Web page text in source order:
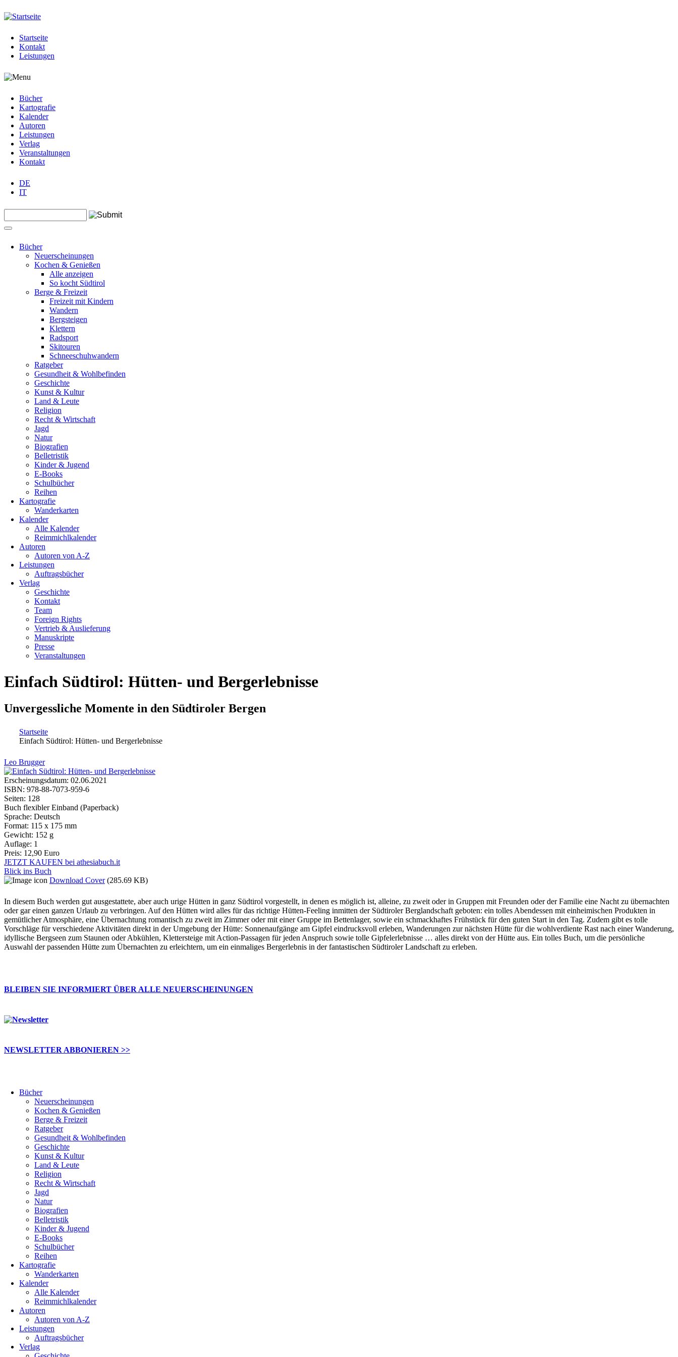
Jump to navigation
Startseite
Kontakt
Leistungen
Bücher
Kartografie
Kalender
Autoren
Leistungen
Verlag
Veranstaltungen
Kontakt
DE
IT
Suchformular
Bücher
Neuerscheinungen
Kochen & Genießen
Alle anzeigen
So kocht Südtirol
Berge & Freizeit
Freizeit mit Kindern
Wandern
Bergsteigen
Klettern
Radsport
Skitouren
Schneeschuhwandern
Ratgeber
Gesundheit & Wohlbefinden
Geschichte
Kunst & Kultur
Land & Leute
Religion
Recht & Wirtschaft
Jagd
Natur
Biografien
Belletristik
Kinder & Jugend
E-Books
Schulbücher
Reihen
Kartografie
Wanderkarten
Kalender
Alle Kalender
Reimmichlkalender
Autoren
Autoren von A-Z
Leistungen
Auftragsbücher
Verlag
Geschichte
Kontakt
Team
Foreign Rights
Vertrieb & Auslieferung
Manuskripte
Presse
Veranstaltungen
Einfach Südtirol: Hütten- und Bergerlebnisse
Unvergessliche Momente in den Südtiroler Bergen
Sie sind hier
Startseite
Einfach Südtirol: Hütten- und Bergerlebnisse
Leo Brugger
Erscheinungsdatum: 02.06.2021
ISBN: 978-88-7073-959-6
Seiten: 128
Buch flexibler Einband (Paperback)
Sprache: Deutsch
Format: 115 x 175 mm
Gewicht: 152 g
Auflage: 1
Preis: 12,90 Euro
JETZT KAUFEN bei athesiabuch.it
Blick ins Buch
Download Cover (285.69 KB)
In diesem Buch werden gut ausgestattete, aber auch urige Hütten in ganz Südtirol vorgestellt, in denen es möglich ist, alleine, zu zweit oder in Gruppen mit Freunden oder der Familie eine Nacht zu übernachten
oder gar einen ganzen Urlaub zu verbringen. Auf den Hütten wird alles für das richtige Hütten-Feeling inmitten der Südtiroler Berglandschaft geboten: ein tolles Abendessen mit einheimischen Produkten in
gemütlicher Atmosphäre, eine Übernachtung romantisch zu zweit im Zimmer oder mit einer Gruppe im Bettenlager, sowie ein schmackhaftes Frühstück für den guten Start in den Tag. Zudem gibt es tolle
Vorschläge für verschiedene Aktivitäten direkt in der Umgebung der Hütte: Sonnenaufgänge am Gipfel eindrucksvoll erleben, Wanderungen zur nächsten Hütte für die wohlverdiente Rast nach einer Wanderung,
idyllische Bergseen zum Staunen oder Abkühlen, Klettersteige mit Action-Passagen für jeden Anspruch sowie tolle Gipfelerlebnisse … alles direkt von der Hütte aus. Ein tolles Buch, um die persönliche
Auswahl der passenden Hütte zum Übernachten zu erleichtern, um ein einmaliges Bergerlebnis in der fantastischen Südtiroler Landschaft zu erleben.
BLEIBEN SIE INFORMIERT ÜBER ALLE NEUERSCHEINUNGEN
NEWSLETTER ABBONIEREN >>
Bücher
Neuerscheinungen
Kochen & Genießen
Berge & Freizeit
Ratgeber
Gesundheit & Wohlbefinden
Geschichte
Kunst & Kultur
Land & Leute
Religion
Recht & Wirtschaft
Jagd
Natur
Biografien
Belletristik
Kinder & Jugend
E-Books
Schulbücher
Reihen
Kartografie
Wanderkarten
Kalender
Alle Kalender
Reimmichlkalender
Autoren
Autoren von A-Z
Leistungen
Auftragsbücher
Verlag